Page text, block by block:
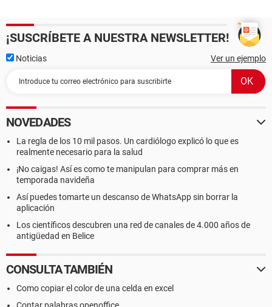
¡SUSCRÍBETE A NUESTRA NEWSLETTER!
Noticias Ver un ejemplo
NOVEDADES
La regla de los 10 mil pasos. Un cardiólogo explicó lo que es
realmente necesario para la salud
¡No caigas! Así es como te manipulan para comprar más en
temporada navideña
Así puedes tomarte un descanso de WhatsApp sin borrar la
aplicación
Los científicos descubren una red de canales de 4.000 años de
antigüedad en Belice
CONSULTA TAMBIÉN
Como copiar el color de una celda en excel